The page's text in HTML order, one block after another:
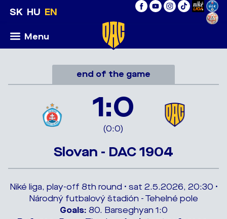
SK HU EN
Menu
end of the game
1:0
(0:0)
Slovan - DAC 1904
Niké liga, play-off 8th round • sat 2.5.2026, 20:30 •
Národný futbalový štadión - Tehelné pole
Goals: 80. Barseghyan 1:0